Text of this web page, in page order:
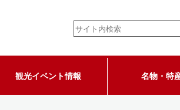
観光イベント情報 名物・特